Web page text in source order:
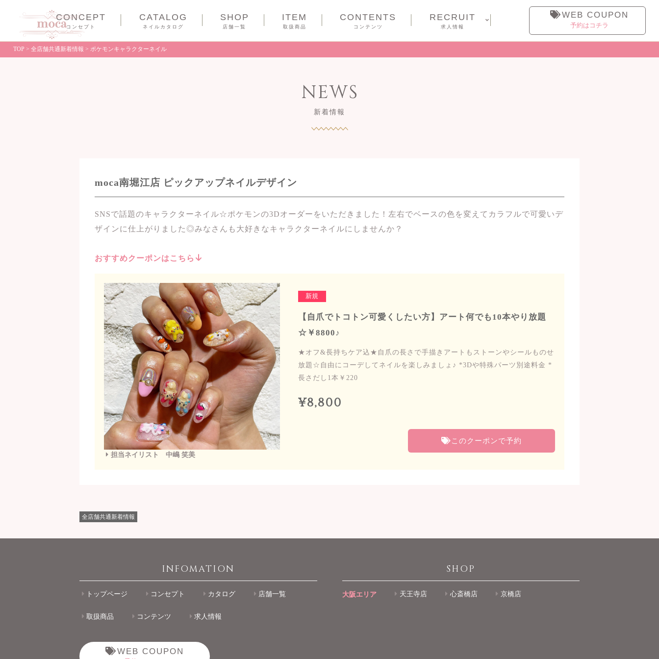
COUPON
CONCEPT
コンセプト
CATALOG
ネイルカタログ
SHOP
店舗一覧
ITEM
取扱商品
CONTENTS
コンテンツ
RECRUIT
求人情報
WEB COUPON
予約はコチラ
TOP > 全店舗共通新着情報 > ポケモンキャラクターネイル
NEWS
新着情報
moca南堀江店 ピックアップネイルデザイン
SNSで話題のキャラクターネイル☆ポケモンの3Dオーダーをいただきました！左右でベースの色を変えてカラフルで可愛いデ
ザインに仕上がりました◎みなさんも大好きなキャラクターネイルにしませんか？
おすすめクーポンはこちら
担当ネイリスト 中嶋 笑美
新規
【自爪でトコトン可愛くしたい方】アート何でも10本やり放題
☆￥8800♪
★オフ&長持ちケア込★自爪の長さで手描きアートもストーンやシールものせ
放題☆自由にコーデしてネイルを楽しみましょ♪ *3Dや特殊パーツ別途料金 *
長さだし1本￥220
¥8,800
このクーポンで予約
全店舗共通新着情報
INFOMATION
トップページ コンセプト カタログ 店舗一覧
取扱商品 コンテンツ 求人情報
WEB COUPON
SHOP
大阪エリア 天王寺店 心斎橋店 京橋店